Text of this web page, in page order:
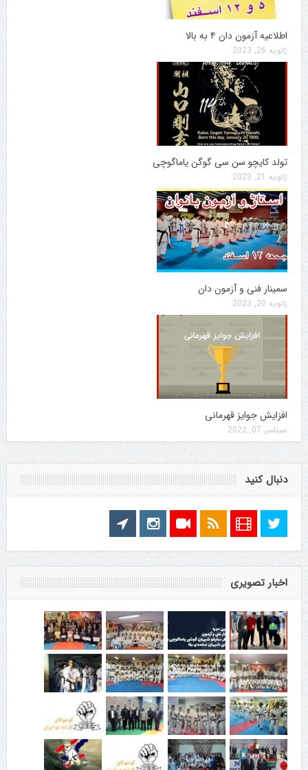
اطلاعیه آزمون دان ۴ به بالا
ژانویه 26, 2023
تولد کایچو سن سی گوگن یاماگوچی
ژانویه 21, 2023
سمینار فنی و آزمون دان
ژانویه 20, 2023
افزایش جوایز قهرمانی
سپتامبر 07, 2022
دنبال کنید
اخبار تصویری